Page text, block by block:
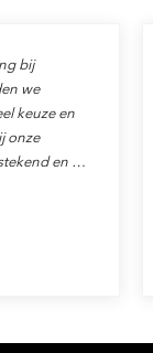
bij
we
keuze en
onze
en de
de service
dan